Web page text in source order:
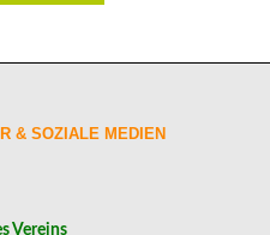
& SOZIALE MEDIEN
Vereins